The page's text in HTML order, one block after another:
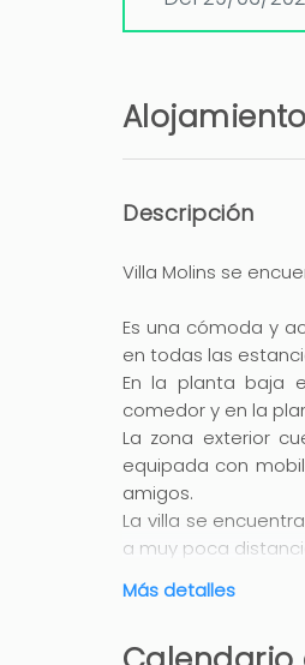
Alojamiento
Descripción
Villa Molins se
Es una cómoda y
en todas las
En la planta baja
comedor y en la
La zona exterior
equipada con
amigos.
La villa se
a muy poca
podrá acceder
Las largas playas
Más detalles